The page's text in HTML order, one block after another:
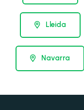
Lleida
Navarra